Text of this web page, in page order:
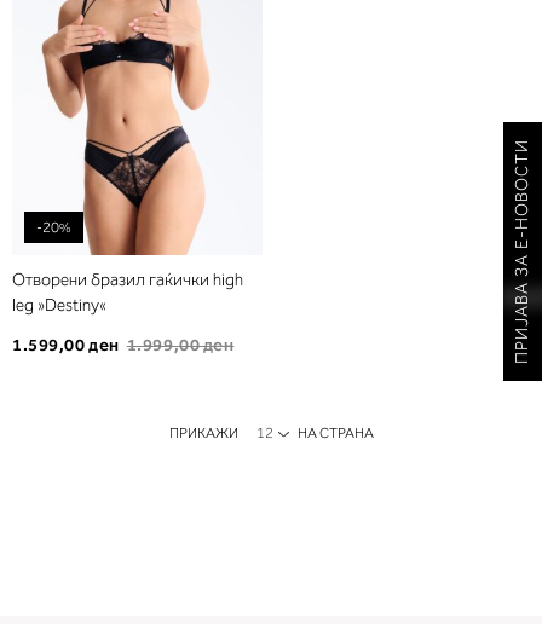
-20%
Отворени бразил гаќички high
leg »Destiny«
1.599,00 ден 1.999,00 ден
ПРИКАЖИ НА СТРАНА
ПРИЈАВА ЗА Е-НОВОСТИ